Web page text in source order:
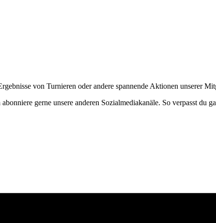
von Turnieren oder andere spannende Aktionen unserer
gerne unsere anderen Sozialmediakanäle. So verpasst du